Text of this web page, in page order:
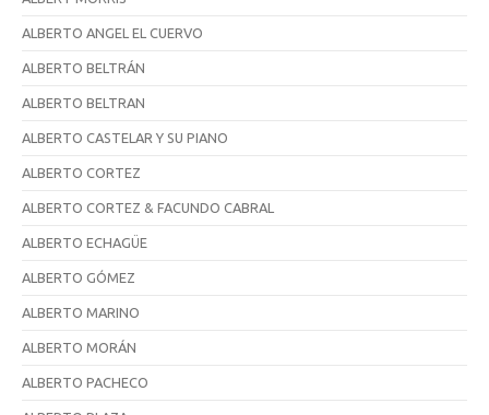
ALBERTO ANGEL EL CUERVO
ALBERTO BELTRÁN
ALBERTO BELTRAN
ALBERTO CASTELAR Y SU PIANO
ALBERTO CORTEZ
ALBERTO CORTEZ & FACUNDO CABRAL
ALBERTO ECHAGÜE
ALBERTO GÓMEZ
ALBERTO MARINO
ALBERTO MORÁN
ALBERTO PACHECO